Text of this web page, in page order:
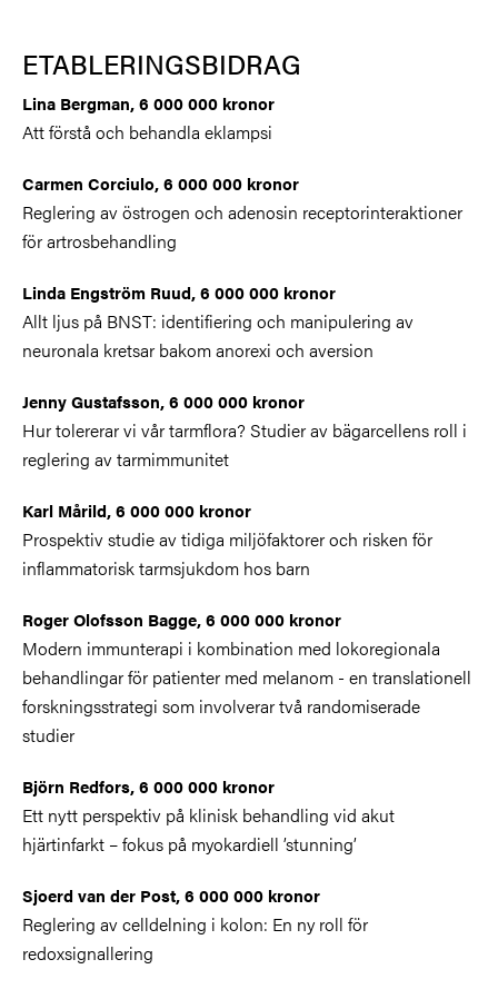
ETABLERINGSBIDRAG
Lina Bergman, 6 000 000 kronor
Att förstå och behandla eklampsi
Carmen Corciulo, 6 000 000 kronor
Reglering av östrogen och adenosin receptorinteraktioner
för artrosbehandling
Linda Engström Ruud, 6 000 000 kronor
Allt ljus på BNST: identifiering och manipulering av
neuronala kretsar bakom anorexi och aversion
Jenny Gustafsson, 6 000 000 kronor
Hur tolererar vi vår tarmflora? Studier av bägarcellens roll i
reglering av tarmimmunitet
Karl Mårild, 6 000 000 kronor
Prospektiv studie av tidiga miljöfaktorer och risken för
inflammatorisk tarmsjukdom hos barn
Roger Olofsson Bagge, 6 000 000 kronor
Modern immunterapi i kombination med lokoregionala
behandlingar för patienter med melanom - en translationell
forskningsstrategi som involverar två randomiserade
studier
Björn Redfors, 6 000 000 kronor
Ett nytt perspektiv på klinisk behandling vid akut
hjärtinfarkt – fokus på myokardiell ’stunning’
Sjoerd van der Post, 6 000 000 kronor
Reglering av celldelning i kolon: En ny roll för
redoxsignallering